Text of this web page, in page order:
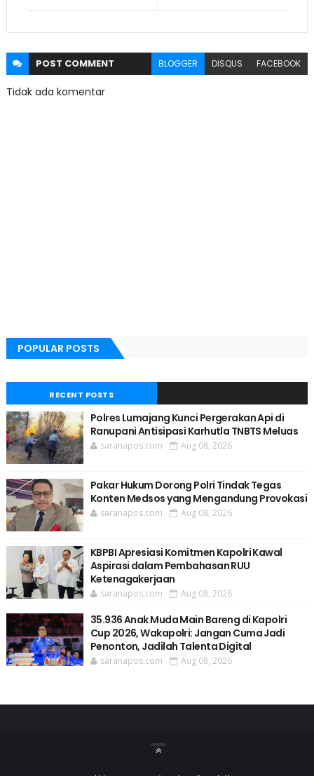
POST COMMENT BLOGGER DISQUS FACEBOOK
Tidak ada komentar
POPULAR POSTS
RECENT POSTS
Polres Lumajang Kunci Pergerakan Api di
Ranupani Antisipasi Karhutla TNBTS Meluas
saranapos.com Aug 08, 2026
Pakar Hukum Dorong Polri Tindak Tegas
Konten Medsos yang Mengandung Provokasi
saranapos.com Aug 08, 2026
KBPBI Apresiasi Komitmen Kapolri Kawal
Aspirasi dalam Pembahasan RUU
Ketenagakerjaan
saranapos.com Aug 08, 2026
35.936 Anak Muda Main Bareng di Kapolri
Cup 2026, Wakapolri: Jangan Cuma Jadi
Penonton, Jadilah Talenta Digital
saranapos.com Aug 08, 2026